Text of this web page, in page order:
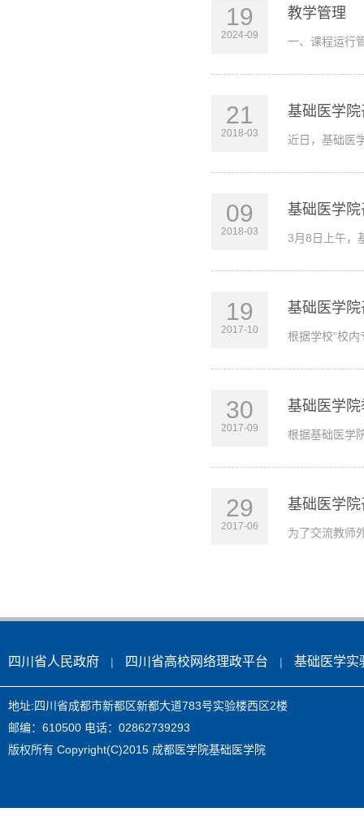
19
2024-09
教学管理
一、课程运行
21
2018-03
基础医学院
近日，基础医
09
2018-03
基础医学
3月8日上午，
19
2017-10
基础医学
根据学校“校
30
2017-09
基础医学院
根据基础医学
29
2017-06
基础医学院
为了交流教师
四川省人民政府 | 四川省高校网络理政平台 | 基础医学实
地址:四川省成都市新都区新都大道783号实验楼西区2楼
邮编：610500 电话：02862739293
版权所有 Copyright(C)2015 成都医学院基础医学院